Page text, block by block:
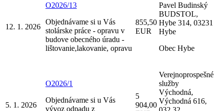
12. 1. 2026
O2026/13
Objednávame si u Vás
stolárske práce - opravu v
budove obecného úradu -
lištovanie,lakovanie, opravu
855,50
EUR
Pavel Budinský
BUDSTOL,
Hybe 314, 03231
Hybe
Obec Hybe
5. 1. 2026
O2026/1
Objednávame si u Vás
vývoz odpadu z
5
904,00
Verejnoprospešné
služby
Východná,
Východná 616,